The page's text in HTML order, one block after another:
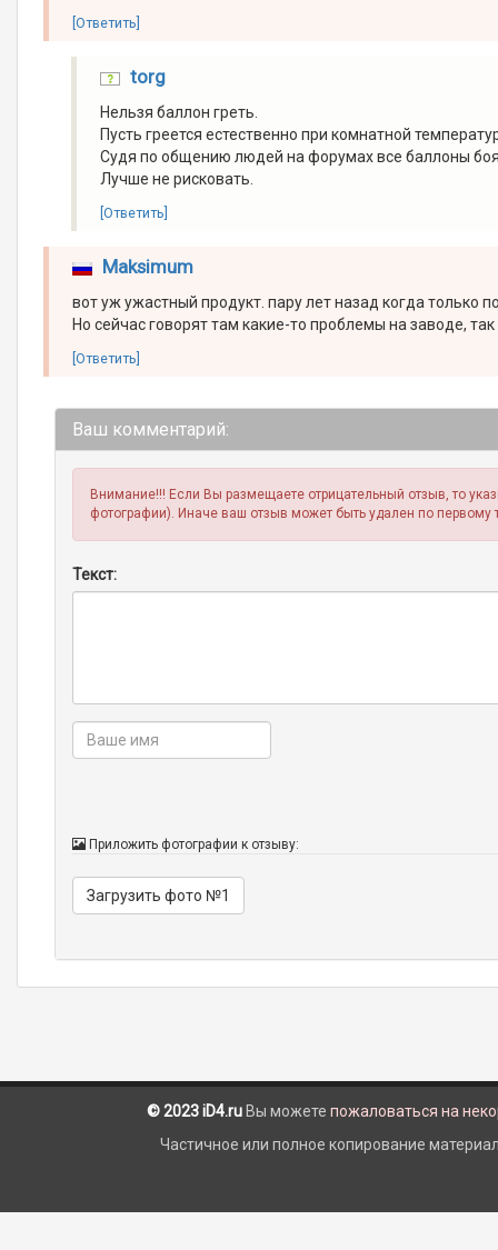
[Ответить]
torg
Нельзя баллон греть.
Пусть греется естественно при комнатной
Судя по общению людей на форумах все баллоны
Лучше не рисковать.
[Ответить]
Maksimum
вот уж ужастный продукт. пару лет назад когда только
Но сейчас говорят там какие-то проблемы на заводе,
[Ответить]
Ваш комментарий:
Внимание!!! Если Вы размещаете отрицательный отзыв, то
фотографии). Иначе ваш отзыв может быть удален по первому
Текст:
Приложить фотографии к отзыву:
Загрузить фото №1
© 2023 iD4.ruВы можете пожаловаться на
Частичное или полное копирование